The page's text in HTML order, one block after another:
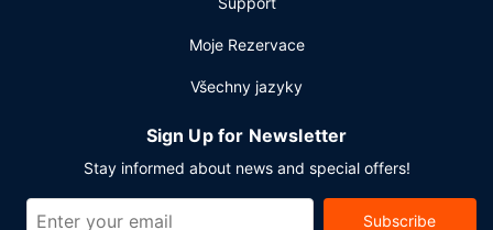
Moje Rezervace
Všechny jazyky
Sign Up for Newsletter
Stay informed about news and special offers!
Subscribe